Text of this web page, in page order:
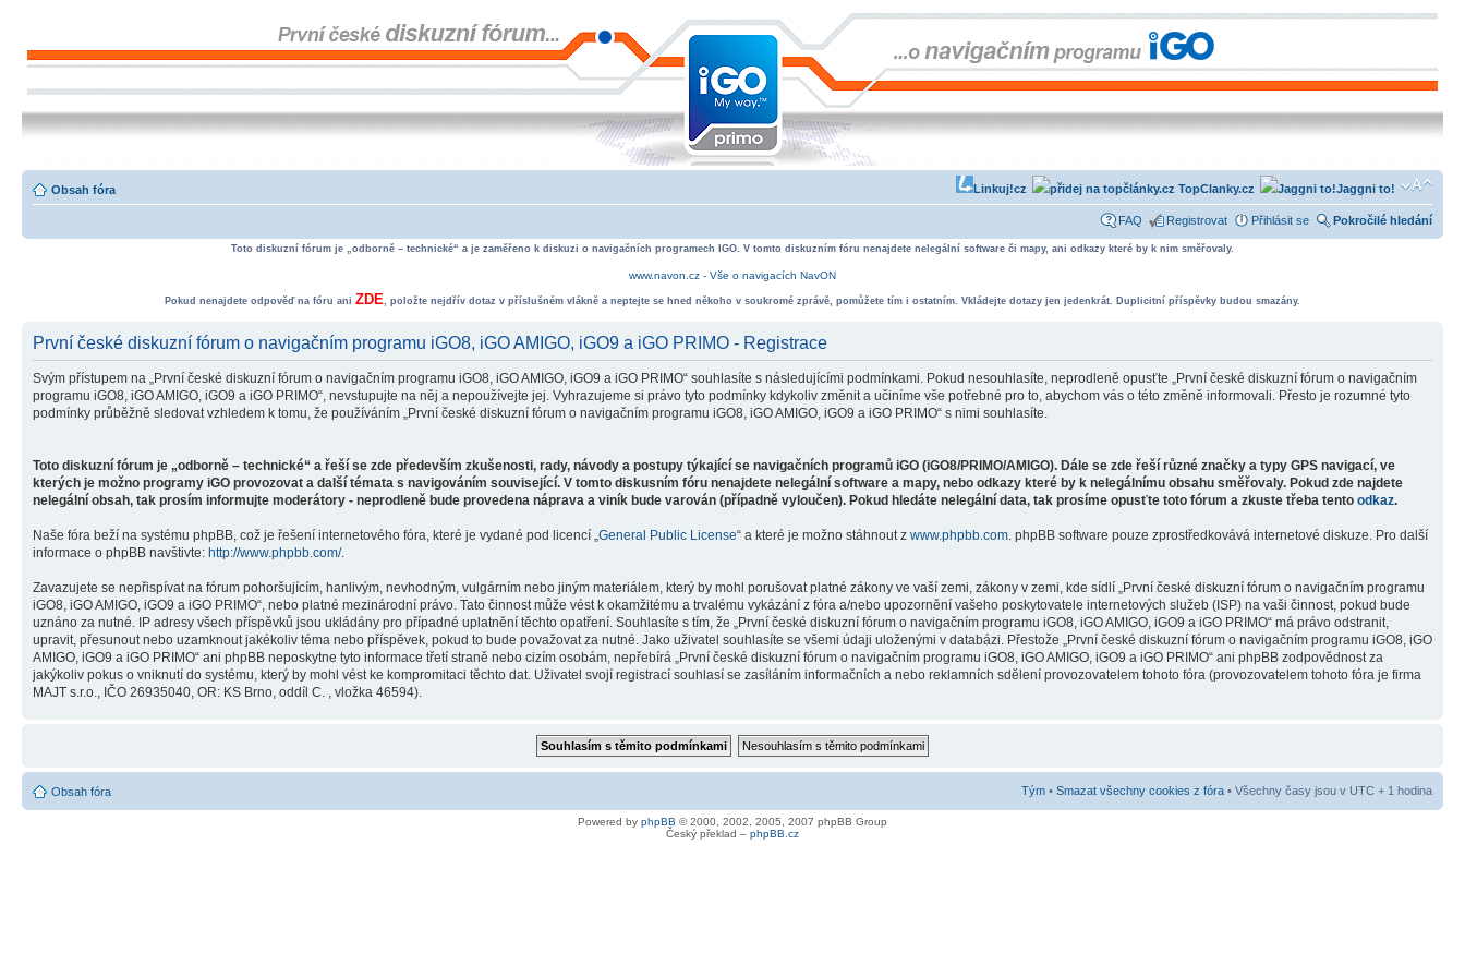
Obsah fóra Jaggni to!
TopClanky.cz
Linkuj!cz
FAQ Registrovat Přihlásit se Pokročilé hledání
Toto diskuzní fórum je „odborně – technické“ a je zaměřeno k diskuzi o navigačních programech IGO. V tomto diskuzním fóru nenajdete nelegální software či mapy, ani odkazy které by k nim směřovaly.
www.navon.cz - Vše o navigacích NavON
Pokud nenajdete odpověď na fóru ani ZDE, položte nejdřív dotaz v příslušném vlákně a neptejte se hned někoho v soukromé zprávě, pomůžete tím i ostatním. Vkládejte dotazy jen jedenkrát. Duplicitní příspěvky budou smazány.
První české diskuzní fórum o navigačním programu iGO8, iGO AMIGO, iGO9 a iGO PRIMO - Registrace
Svým přístupem na „První české diskuzní fórum o navigačním programu iGO8, iGO AMIGO, iGO9 a iGO PRIMO“ souhlasíte s následujícími podmínkami. Pokud nesouhlasíte, neprodleně opusťte „První české diskuzní fórum o navigačním
programu iGO8, iGO AMIGO, iGO9 a iGO PRIMO“, nevstupujte na něj a nepoužívejte jej. Vyhrazujeme si právo tyto podmínky kdykoliv změnit a učiníme vše potřebné pro to, abychom vás o této změně informovali. Přesto je rozumné tyto
podmínky průběžně sledovat vzhledem k tomu, že používáním „První české diskuzní fórum o navigačním programu iGO8, iGO AMIGO, iGO9 a iGO PRIMO“ s nimi souhlasíte.
Toto diskuzní fórum je „odborně – technické“ a řeší se zde především zkušenosti, rady, návody a postupy týkající se navigačních programů iGO (iGO8/PRIMO/AMIGO). Dále se zde řeší různé značky a typy GPS navigací, ve
kterých je možno programy iGO provozovat a další témata s navigováním související. V tomto diskusním fóru nenajdete nelegální software a mapy, nebo odkazy které by k nelegálnímu obsahu směřovaly. Pokud zde najdete
nelegální obsah, tak prosím informujte moderátory - neprodleně bude provedena náprava a viník bude varován (případně vyloučen). Pokud hledáte nelegální data, tak prosíme opusťte toto fórum a zkuste třeba tento odkaz.
Naše fóra beží na systému phpBB, což je řešení internetového fóra, které je vydané pod licencí „General Public License“ a které je možno stáhnout z www.phpbb.com. phpBB software pouze zprostředkovává internetové diskuze. Pro další
informace o phpBB navštivte: http://www.phpbb.com/.
Zavazujete se nepřispívat na fórum pohoršujícím, hanlivým, nevhodným, vulgárním nebo jiným materiálem, který by mohl porušovat platné zákony ve vaší zemi, zákony v zemi, kde sídlí „První české diskuzní fórum o navigačním programu
iGO8, iGO AMIGO, iGO9 a iGO PRIMO“, nebo platné mezinárodní právo. Tato činnost může vést k okamžitému a trvalému vykázání z fóra a/nebo upozornění vašeho poskytovatele internetových služeb (ISP) na vaši činnost, pokud bude
uznáno za nutné. IP adresy všech příspěvků jsou ukládány pro případné uplatnění těchto opatření. Souhlasíte s tím, že „První české diskuzní fórum o navigačním programu iGO8, iGO AMIGO, iGO9 a iGO PRIMO“ má právo odstranit,
upravit, přesunout nebo uzamknout jakékoliv téma nebo příspěvek, pokud to bude považovat za nutné. Jako uživatel souhlasíte se všemi údaji uloženými v databázi. Přestože „První české diskuzní fórum o navigačním programu iGO8, iGO
AMIGO, iGO9 a iGO PRIMO“ ani phpBB neposkytne tyto informace třetí straně nebo cizím osobám, nepřebírá „První české diskuzní fórum o navigačním programu iGO8, iGO AMIGO, iGO9 a iGO PRIMO“ ani phpBB zodpovědnost za
jakýkoliv pokus o vniknutí do systému, který by mohl vést ke kompromitaci těchto dat. Uživatel svojí registrací souhlasí se zasíláním informačních a nebo reklamních sdělení provozovatelem tohoto fóra (provozovatelem tohoto fóra je firma
MAJT s.r.o., IČO 26935040, OR: KS Brno, oddíl C. , vložka 46594).
Obsah fóra Tým • Smazat všechny cookies z fóra • Všechny časy jsou v UTC + 1 hodina
Powered by phpBB © 2000, 2002, 2005, 2007 phpBB Group
Český překlad – phpBB.cz